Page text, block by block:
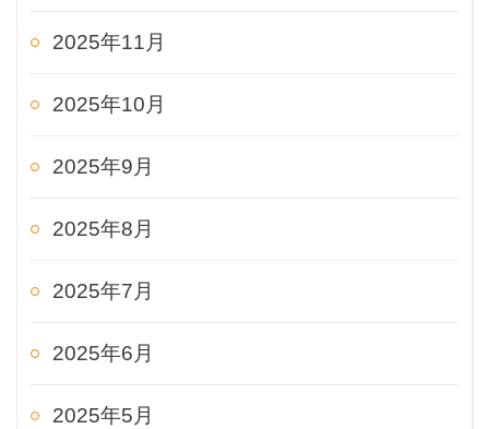
2025年11月
2025年10月
2025年9月
2025年8月
2025年7月
2025年6月
2025年5月